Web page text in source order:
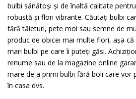
bulbi sănătoși și de înaltă calitate
robustă și flori vibrante. Căutați bulbi
fără tăieturi, pete moi sau semne de
produc de obicei mai multe flori, așa
mari bulbi pe care îi puteți găsi.
renume sau de la magazine online
mare de a primi bulbi fără boli care vor
în casa dvs.